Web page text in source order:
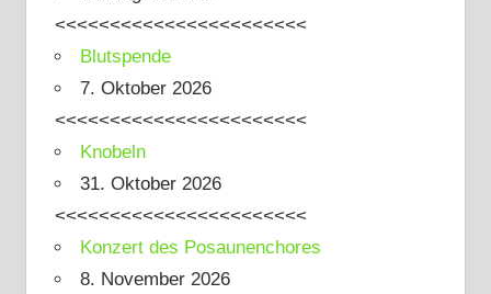
<<<<<<<<<<<<<<<<<<<<<<<
Blutspende
7. Oktober 2026
<<<<<<<<<<<<<<<<<<<<<<<
Knobeln
31. Oktober 2026
<<<<<<<<<<<<<<<<<<<<<<<
Konzert des Posaunenchores
8. November 2026